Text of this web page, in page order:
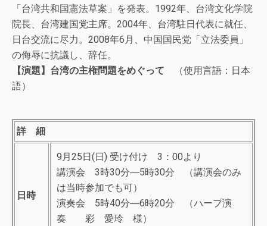
「台湾共和国憲法草案」を発表。1992年、台湾文化学院
院長、台湾建国党主席。2004年、台湾駐日代表に就任、
日台交流に尽力。2008年6月、中国国民党「立法委員」
の侮辱に抗議し、辞任。
【演題】台湾の主権問題をめぐって （使用言語：日本
語）
詳 細
日時
9月25日(日) 受け付け 3：00より
講演会 3時30分―5時30分 （講演会のみ
は当時参加でも可）
演奏会 5時40分―6時20分 （ハープ演
奏 彩 愛玲 様）